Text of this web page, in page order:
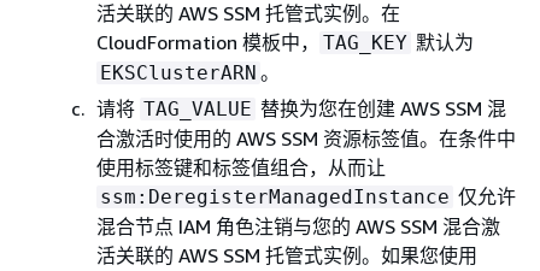
活关联的 AWS SSM 托管式实例。在
CloudFormation 模板中，
TAG_KEY 默认为
EKSClusterARN 。
请将 TAG_VALUE 替换为您在创建 AWS SSM 混
合激活时使用的 AWS SSM 资源标签值。在条件中
使用标签键和标签值组合，从而让
ssm:DeregisterManagedInstance 仅允许
混合节点 IAM 角色注销与您的 AWS SSM 混合激
活关联的 AWS SSM 托管式实例。如果您使用